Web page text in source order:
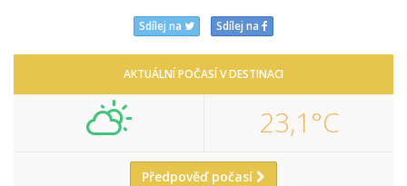
Sdílej na Sdílej na
AKTUÁLNÍ POČASÍ V DESTINACI
23,1°C
Předpověď počasí